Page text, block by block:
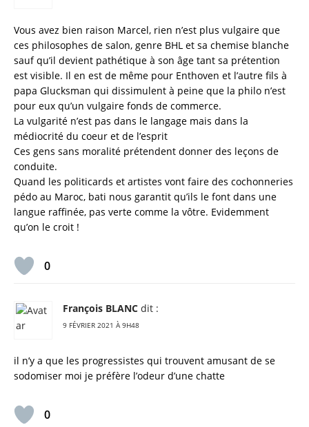
Vous avez bien raison Marcel, rien n’est plus vulgaire que
ces philosophes de salon, genre BHL et sa chemise blanche
sauf qu’il devient pathétique à son âge tant sa prétention
est visible. Il en est de même pour Enthoven et l’autre fils à
papa Glucksman qui dissimulent à peine que la philo n’est
pour eux qu’un vulgaire fonds de commerce.
La vulgarité n’est pas dans le langage mais dans la
médiocrité du coeur et de l’esprit
Ces gens sans moralité prétendent donner des leçons de
conduite.
Quand les politicards et artistes vont faire des cochonneries
pédo au Maroc, bati nous garantit qu’ils le font dans une
langue raffinée, pas verte comme la vôtre. Evidemment
qu’on le croit !
0
François BLANC dit :
9 FÉVRIER 2021 À 9H48
il n’y a que les progressistes qui trouvent amusant de se
sodomiser moi je préfère l’odeur d’une chatte
0